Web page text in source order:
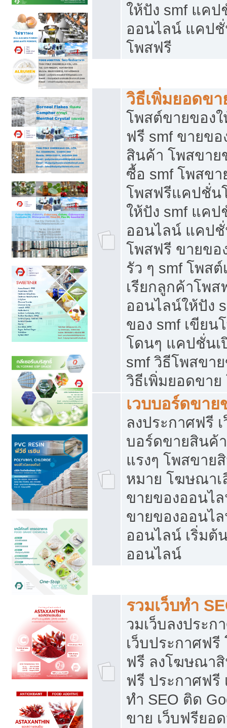
ให้ปัง smf แค
ออนไลน์ แคป
โพสฟรี
วิธีเพิ่มยอดข
โพสต์ขายของ
ฟรี smf ขายข
สินค้า โพสขาย
ซื้อ smf โพสข
โพสฟรีแคปชั่น
ให้ปัง smf แค
ออนไลน์ แคป
โพสฟรี ขายขอ
รัว ๆ smf โพส
เรียกลูกค้าโพส
ออนไลน์ให้ปัง
ของ smf เขียน
โดนๆ แคปชั่นเ
smf วิธีโพสขา
วิธีเพิ่มยอดขาย
เวบบอร์ดขา
ลงประกาศฟรี
บอร์ดขายสินค้
แรงๆ โพสขาย
หมาย โฆษณาเ
ขายของออนไ
ขายของออนไ
ออนไลน์ เริ่มต้
ออนไลน์
รวมเว็บทำ
วมเว็บลงประก
เว็บประกาศฟ
ฟรี ลงโฆษณา
ฟรี ประกาศฟรี
ทำ SEO ติด
ขาย เว็บฟรียอ